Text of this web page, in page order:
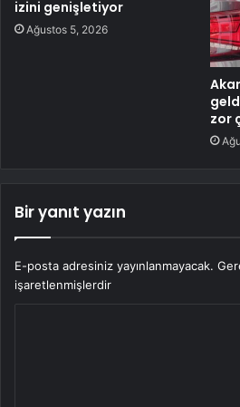
izini genişletiyor
Ağustos 5, 2026
zor
Bir yanıt yazın
E-posta adresiniz yayınlanmayacak.
işaretlenmişlerdir